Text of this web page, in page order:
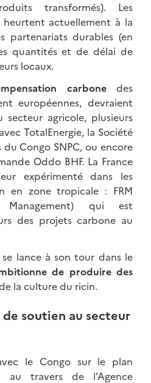
transformés). Les
heurtent actuellement à la
partenariats durables (en
quantités et de délai de
locaux.
carbonedes
européennes, devraient
agricole, plusieurs
TotalEnergie, la Société
Congo SNPC, ou encore
Oddo BHF. La France
expérimenté dans les
en zone tropicale : FRM
Management) qui est
des projets carbone au
se lance à son tour dans le
de produire des
la culture du ricin.
soutien au secteur
le Congo sur le plan
au travers de l’Agence